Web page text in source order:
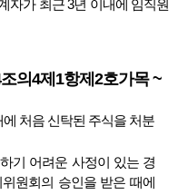
자가 최근 3년 이내에 임직원
의4제1항제2호가목 ~
처음 신탁된 주식을 처분
기 어려운 사정이 있는 경
원회의 승인을 받은 때에